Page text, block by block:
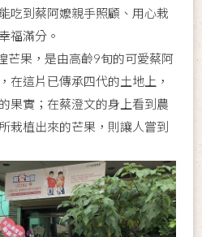
吃到蔡阿嬤親手照顧、用心栽
福滿分。
芒果，是由高齡9旬的可愛蔡阿
在這片已傳承四代的土地上，
果實；在蔡澄文的身上看到農
栽植出來的芒果，則讓人嘗到